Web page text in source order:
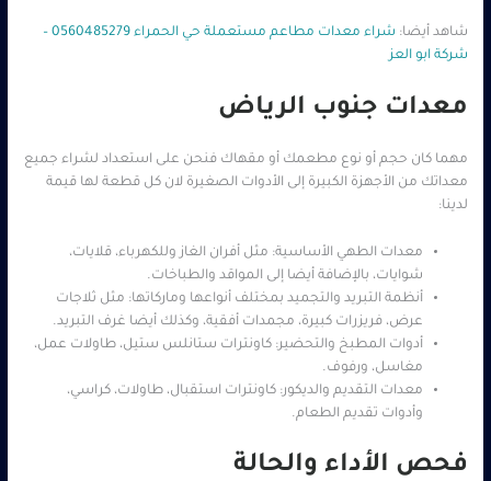
شاهد أيضا:
شراء معدات مطاعم مستعملة حي الحمراء 0560485279 –
شركة ابو العز
معدات جنوب الرياض
مهما كان حجم أو نوع مطعمك أو مقهاك فنحن على استعداد لشراء جميع
معداتك من الأجهزة الكبيرة إلى الأدوات الصغيرة لان كل قطعة لها قيمة
لدينا:
معدات الطهي الأساسية: مثل أفران الغاز وللكهرباء، قلايات،
شوايات، بالإضافة أيضا إلى المواقد والطباخات.
أنظمة التبريد والتجميد بمختلف أنواعها وماركاتها: مثل ثلاجات
عرض، فريزرات كبيرة، مجمدات أفقية، وكذلك أيضا غرف التبريد.
أدوات المطبخ والتحضير: كاونترات ستانلس ستيل، طاولات عمل،
مغاسل، ورفوف.
معدات التقديم والديكور: كاونترات استقبال، طاولات، كراسي،
وأدوات تقديم الطعام.
فحص الأداء والحالة